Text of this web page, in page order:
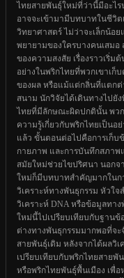
ไทยสายพันธุ์ใหม่ที่ว่านี้มีอะไ
อาจจะเข้ามามีบทบาทในชีวิต
วิทยาศาสตร์ ไม่ว่าจะเล็กน้อ
พยายามของใครบางคนเสม
ของความสงสัย เรื่องราวเริ่ม
อย่างในพริกไทยที่พวกเขาเก็
ของผล หรือแม้แต่กลิ่นที่แตกต่
สนาม นักวิจัยได้เดินทางไปยั
ไทยที่มีลักษณะผิดปกตินั้น พวก
ความรู้เกี่ยวกับพริกไทยเป็นอ
แล้ว ขั้นตอนต่อไปคือการเก็บ
กายภาพ และการบันทึกสภาพ
สมัยใหม่ช่วยไขปริศนา นอกจ
ใหม่ก็มีบทบาทสำคัญมากในก
วิเคราะห์ทางพันธุกรรม หัวใ
วิเคราะห์ DNA หรือข้อมูลทา
ใหม่นี้ไปเปรียบเทียบกับฐาน
ต่างทางพันธุกรรมมากพอที่จะ
สายพันธุ์เดิม หลังจากได้ผลวิ
เปรียบเทียบกับพริกไทยสายพั
หรือพริกไทยพันธุ์พื้นเมือง เพื่